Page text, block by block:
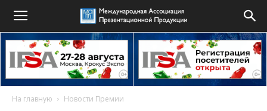
На главную Новости Премии